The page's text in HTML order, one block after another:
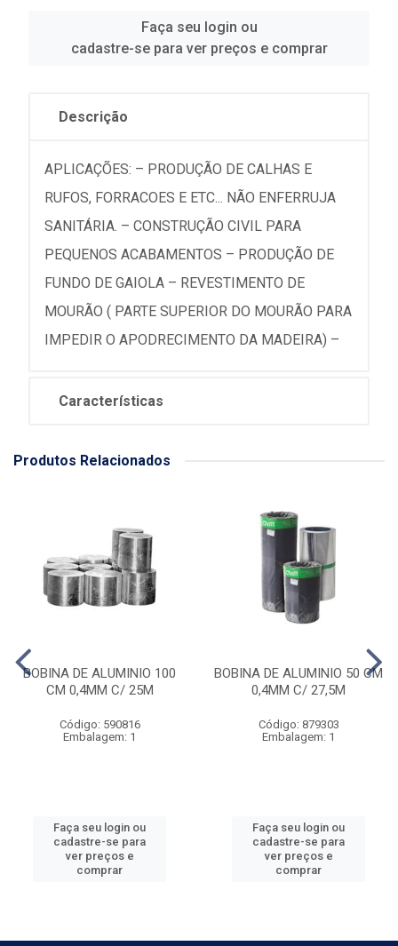
Faça seu login ou
cadastre-se para ver preços e comprar
Descrição
APLICAÇÕES: – PRODUÇÃO DE CALHAS E
RUFOS, FORRACOES E ETC... NÃO ENFERRUJA
SANITÁRIA. – CONSTRUÇÃO CIVIL PARA
PEQUENOS ACABAMENTOS – PRODUÇÃO DE
FUNDO DE GAIOLA – REVESTIMENTO DE
MOURÃO ( PARTE SUPERIOR DO MOURÃO PARA
IMPEDIR O APODRECIMENTO DA MADEIRA) –
Características
Produtos Relacionados
BOBINA DE ALUMINIO 100
CM 0,4MM C/ 25M
Código: 590816
Embalagem: 1
Faça seu login ou
cadastre-se para
ver preços e
comprar
BOBINA DE ALUMINIO 50 CM
0,4MM C/ 27,5M
Código: 879303
Embalagem: 1
Faça seu login ou
cadastre-se para
ver preços e
comprar